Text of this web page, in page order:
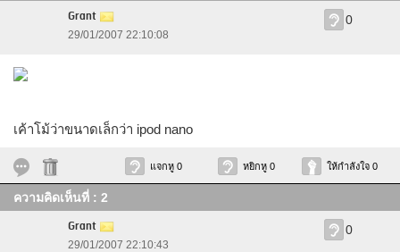
Grant
29/01/2007 22:10:08
0
เค้าโม้ว่าขนาดเล็กว่า ipod nano
แจกหู 0 หยิกหู 0 ให้กำลังใจ 0
ความคิดเห็นที่ : 2
Grant
29/01/2007 22:10:43
0